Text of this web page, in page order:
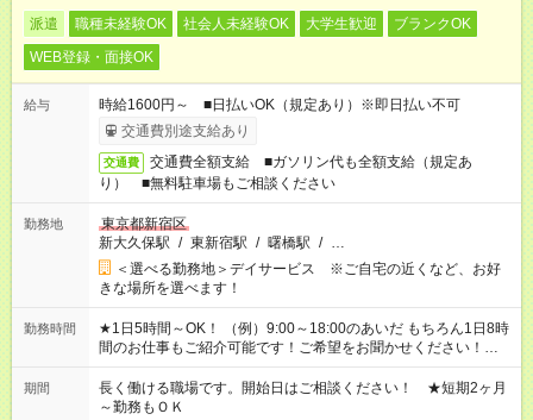
派遣 職種未経験OK 社会人未経験OK 大学生歓迎
ブランクOK
WEB登録・面接OK
給与
時給1600円～ ■日払いOK（規定あり）※即日払い不可
交通費別途支給あり
交通費
交通費全額支給 ■ガソリン代も全額支給（規定あ
り） ■無料駐車場もご相談ください
勤務地
東京都新宿区
新大久保駅 / 東新宿駅 / 曙橋駅 / …
＜選べる勤務地＞デイサービス ※ご自宅の近くなど、お好
きな場所を選べます！
勤務時間
★1日5時間～OK！ （例）9:00～18:00のあいだ もちろん1日8時
間のお仕事もご紹介可能です！ご希望をお聞かせください！★家
庭の都合でお休みが必要な場合も遠慮なくご相談ください。 ※
週最低15時間以上の勤務が必要です
期間
長く働ける職場です。開始日はご相談ください！ ★短期2ヶ月
～勤務もＯＫ